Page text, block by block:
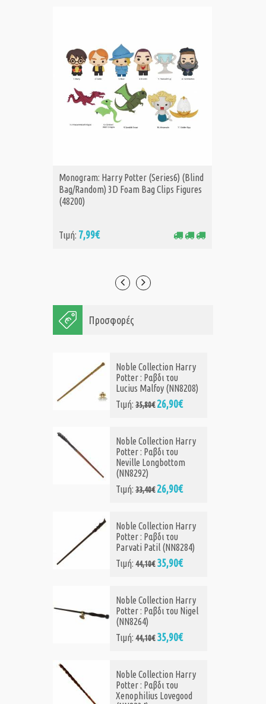
ΑΓΟΡΑ
Monogram: Harry Potter (Series6) (Blind
Bag/Random) 3D Foam Bag Clips Figures
(48200)
Τιμή: 7,99€
Προσφορές
Noble Collection Harry
Potter : Ραβδι του
Lucius Malfoy (NN8208)
Τιμή:35,80€26,90€
Noble Collection Harry
Potter : Ραβδι του
Neville Longbottom
(NN8292)
Τιμή:33,40€26,90€
Noble Collection Harry
Potter : Ραβδι του
Parvati Patil (NN8284)
Τιμή:44,10€ 35,90€
Noble Collection Harry
Potter : Ραβδι του Nigel
(NN8264)
Τιμή:44,10€ 35,90€
Noble Collection Harry
Potter : Ραβδι του
Xenophilius Lovegood